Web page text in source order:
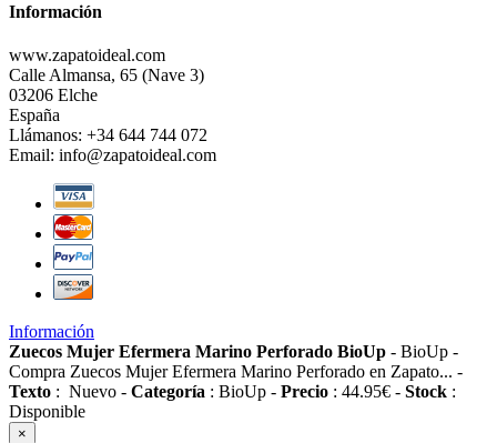
Información
www.zapatoideal.com
Calle Almansa, 65 (Nave 3)
03206 Elche
España
Llámanos: +34 644 744 072
Email: info@zapatoideal.com
Información
Zuecos Mujer Efermera Marino Perforado BioUp - BioUp -
Compra Zuecos Mujer Efermera Marino Perforado en Zapato... -
Texto : Nuevo - Categoría : BioUp - Precio : 44.95€ - Stock :
Disponible
×